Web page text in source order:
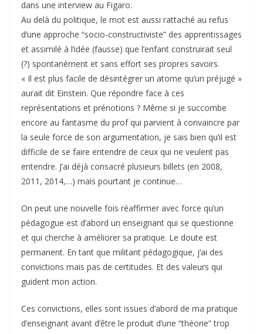
dans une interview au Figaro.
Au delà du politique, le mot est aussi rattaché au refus
d’une approche “socio-constructiviste” des apprentissages
et assimilé à l’idée (fausse) que l’enfant construirait seul
(?) spontanément et sans effort ses propres savoirs.
« Il est plus facile de désintégrer un atome qu’un préjugé »
aurait dit Einstein. Que répondre face à ces
représentations et prénotions ? Même si je succombe
encore au fantasme du prof qui parvient à convaincre par
la seule force de son argumentation, je sais bien qu’il est
difficile de se faire entendre de ceux qui ne veulent pas
entendre. J’ai déjà consacré plusieurs billets (en 2008,
2011, 2014,…) mais pourtant je continue…
On peut une nouvelle fois réaffirmer avec force qu’un
pédagogue est d’abord un enseignant qui se questionne
et qui cherche à améliorer sa pratique. Le doute est
permanent. En tant que militant pédagogique, j’ai des
convictions mais pas de certitudes. Et des valeurs qui
guident mon action.
Ces convictions, elles sont issues d’abord de ma pratique
d’enseignant avant d’être le produit d’une “théorie” trop